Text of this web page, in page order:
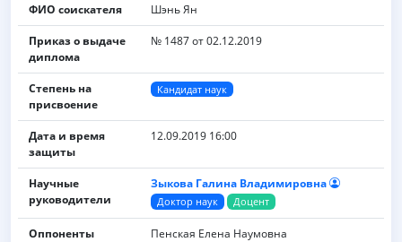
ФИО соискателя Шэнь Ян
Приказ о выдаче
диплома
№ 1487 от 02.12.2019
Степень на
присвоение
Кандидат наук
Дата и время
защиты
12.09.2019 16:00
Научные
руководители
Зыкова Галина Владимировна
Доктор наук Доцент
Оппоненты Пенская Елена Наумовна